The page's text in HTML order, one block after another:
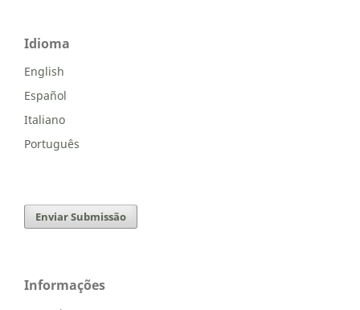
Idioma
English
Español
Italiano
Português
Enviar Submissão
Informações